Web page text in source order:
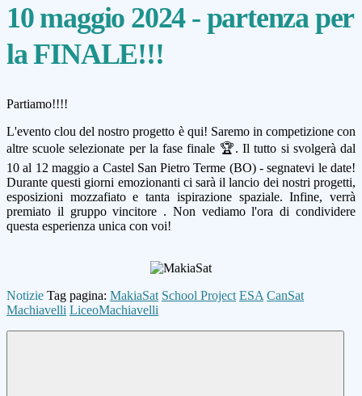
10 maggio 2024 - partenza per
la FINALE!!!
Partiamo!!!!
L'evento clou del nostro progetto è qui! Saremo in competizione con
altre scuole selezionate per la fase finale 🏆. Il tutto si svolgerà dal
10 al 12 maggio a Castel San Pietro Terme (BO) - segnatevi le date!
Durante questi giorni emozionanti ci sarà il lancio dei nostri progetti,
esposizioni mozzafiato e tanta ispirazione spaziale. Infine, verrà
premiato il gruppo vincitore . Non vediamo l'ora di condividere
questa esperienza unica con voi!
Notizie Tag pagina: MakiaSat School Project ESA CanSat
Machiavelli LiceoMachiavelli